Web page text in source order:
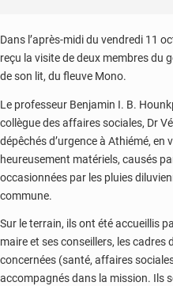
Dans l’après-midi du vendredi 11
reçu la visite de deux membres du
de son lit, du fleuve Mono.
Le professeur Benjamin I. B.
collègue des affaires sociales, Dr
dépêchés d’urgence à Athiémé, en
heureusement matériels, causés
occasionnées par les pluies
commune.
Sur le terrain, ils ont été accueillis
maire et ses conseillers, les
concernées (santé, affaires
accompagnés dans la mission. Ils